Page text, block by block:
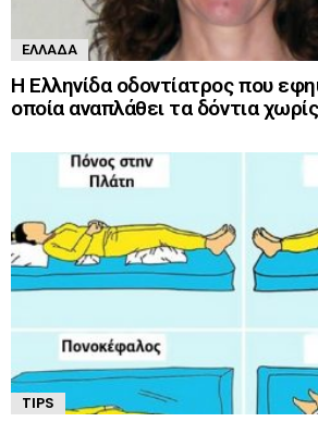
ΕΛΛΆΔΑ
Η Ελληνίδα οδοντίατρος που
οποία αναπλάθει τα δόντια
TIPS